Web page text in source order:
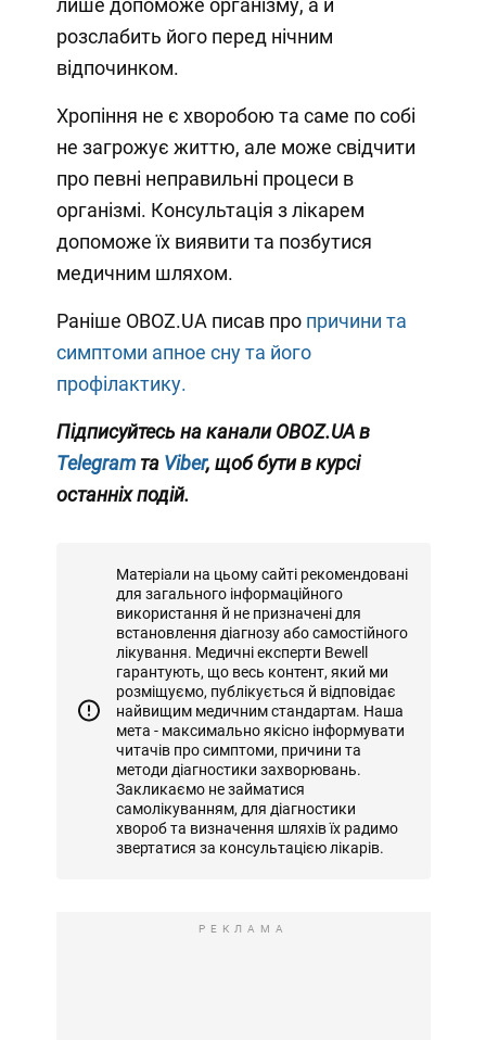
лише допоможе організму, а й
розслабить його перед нічним
відпочинком.
Хропіння не є хворобою та саме по собі
не загрожує життю, але може свідчити
про певні неправильні процеси в
організмі. Консультація з лікарем
допоможе їх виявити та позбутися
медичним шляхом.
Раніше OBOZ.UA писав про причини та
симптоми апное сну та його
профілактику.
Підписуйтесь на канали OBOZ.UA в
Telegram та Viber, щоб бути в курсі
останніх подій.
Матеріали на цьому сайті рекомендовані
для загального інформаційного
використання й не призначені для
встановлення діагнозу або самостійного
лікування. Медичні експерти Bewell
гарантують, що весь контент, який ми
розміщуємо, публікується й відповідає
найвищим медичним стандартам. Наша
мета - максимально якісно інформувати
читачів про симптоми, причини та
методи діагностики захворювань.
Закликаємо не займатися
самолікуванням, для діагностики
хвороб та визначення шляхів їх радимо
звертатися за консультацією лікарів.
РЕКЛАМА